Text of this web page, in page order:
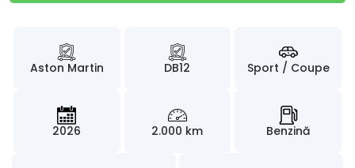
Aston Martin DB12 Sport / Coupe
2026 2.000 km Benzină